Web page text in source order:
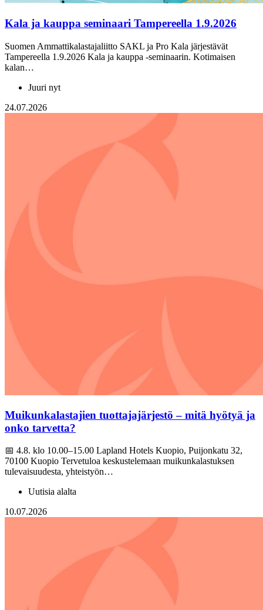
Kala ja kauppa seminaari Tampereella 1.9.2026
Suomen Ammattikalastajaliitto SAKL ja Pro Kala järjestävät
Tampereella 1.9.2026 Kala ja kauppa -seminaarin. Kotimaisen
kalan…
Juuri nyt
24.07.2026
Muikunkalastajien tuottajajärjestö – mitä hyötyä ja
onko tarvetta?
📅 4.8. klo 10.00–15.00 Lapland Hotels Kuopio, Puijonkatu 32,
70100 Kuopio Tervetuloa keskustelemaan muikunkalastuksen
tulevaisuudesta, yhteistyön…
Uutisia alalta
10.07.2026